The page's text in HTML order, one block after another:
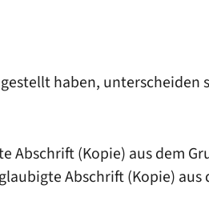
haben, unterscheiden
Abschrift (Kopie) aus dem
Abschrift (Kopie) aus